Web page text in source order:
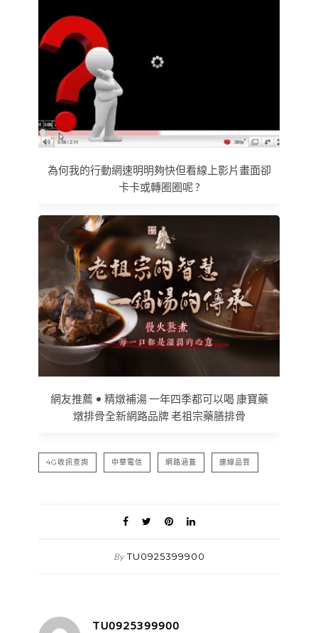
為何我的行動網速明明夠快但看線上影片畫面卻
卡卡或轉圈圈呢 ?
網友推薦 • 精燉補湯 一年四季都可以喝 康寶藥
燉排骨全新網路品牌 老祖宗藥膳排骨
4G收訊查詢 中華電信 網路涵蓋 連線品質
By TU0925399900
TU0925399900